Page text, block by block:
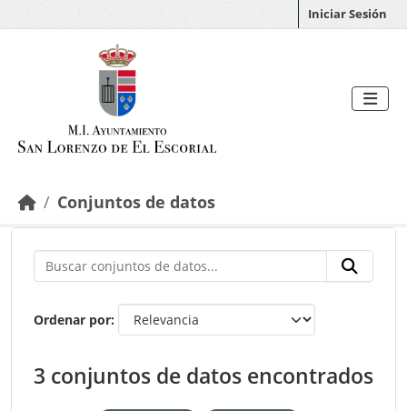
Iniciar Sesión
Conjuntos de datos
Ordenar por
3 conjuntos de datos encontrados